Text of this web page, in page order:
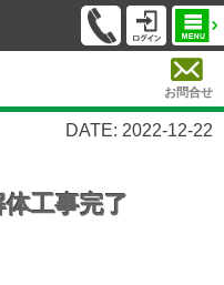
お問合せ
DATE: 2022-12-22
体工事完了